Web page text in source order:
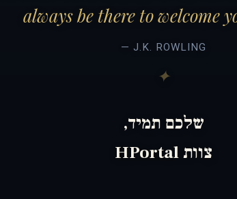
always be there to welcome
— J.K. ROWLING
שלכם תמיד,
צוות HPortal